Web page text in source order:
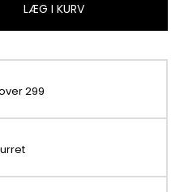
LÆG I KURV
299